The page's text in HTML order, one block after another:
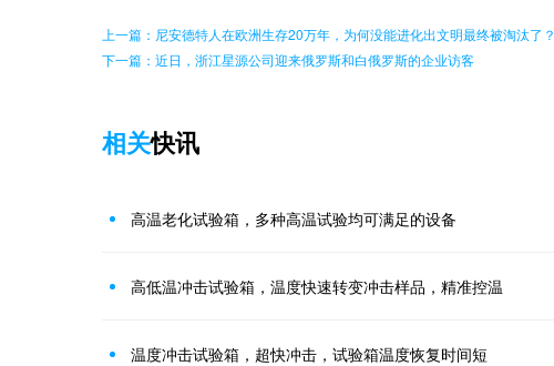
上一篇：尼安德特人在欧洲生存20万年，为何没能进化出文明最终被淘汰了？
下一篇：近日，浙江星源公司迎来俄罗斯和白俄罗斯的企业访客
相关快讯
高温老化试验箱，多种高温试验均可满足的设备
高低温冲击试验箱，温度快速转变冲击样品，精准控温
温度冲击试验箱，超快冲击，试验箱温度恢复时间短